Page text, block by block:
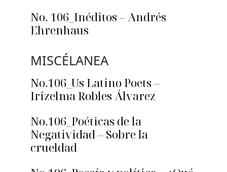
No. 106_Inéditos – Andrés
Ehrenhaus
MISCÉLANEA
No.106_Us Latino Poets –
Irizelma Robles Álvarez
No.106_Poéticas de la
Negatividad – Sobre la
crueldad